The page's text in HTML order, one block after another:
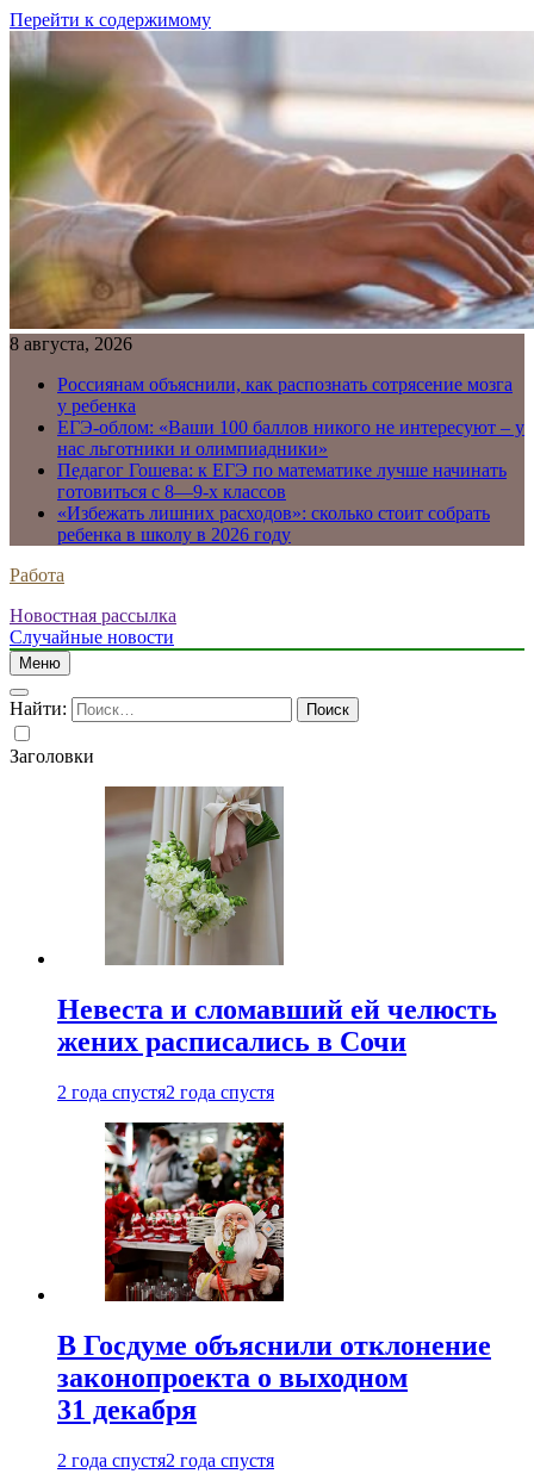
Перейти к содержимому
8 августа, 2026
Россиянам объяснили, как распознать сотрясение мозга
у ребенка
ЕГЭ-облом: «Ваши 100 баллов никого не интересуют – у
нас льготники и олимпиадники»
Педагог Гошева: к ЕГЭ по математике лучше начинать
готовиться с 8—9-х классов
«Избежать лишних расходов»: сколько стоит собрать
ребенка в школу в 2026 году
Работа
Новостная рассылка
Случайные новости
Меню
Найти:
Заголовки
Невеста и сломавший ей челюсть
жених расписались в Сочи
2 года спустя2 года спустя
В Госдуме объяснили отклонение
законопроекта о выходном
31 декабря
2 года спустя2 года спустя